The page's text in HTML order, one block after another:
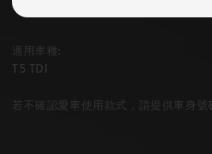
適用車種:
T5 TDI
若不確認愛車使用款式，請提供車身號